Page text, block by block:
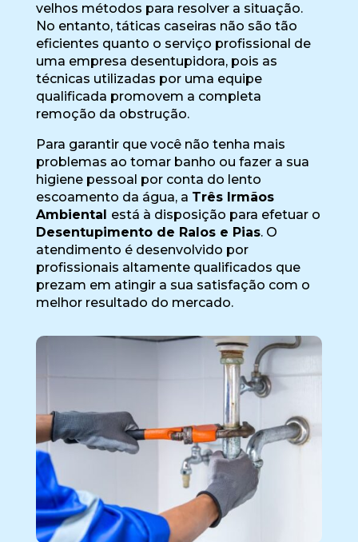
velhos métodos para resolver a situação.
No entanto, táticas caseiras não são tão
eficientes quanto o serviço profissional de
uma empresa desentupidora, pois as
técnicas utilizadas por uma equipe
qualificada promovem a completa
remoção da obstrução.
Para garantir que você não tenha mais
problemas ao tomar banho ou fazer a sua
higiene pessoal por conta do lento
escoamento da água, a Três Irmãos
Ambiental está à disposição para efetuar o
Desentupimento de Ralos e Pias. O
atendimento é desenvolvido por
profissionais altamente qualificados que
prezam em atingir a sua satisfação com o
melhor resultado do mercado.